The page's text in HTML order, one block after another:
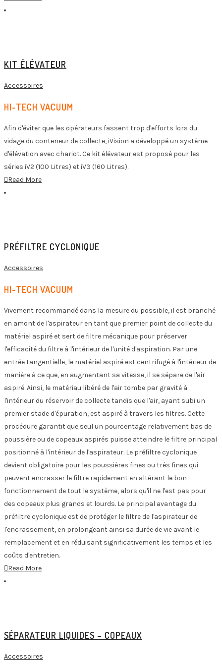
KIT ÉLÉVATEUR
Accessoires
HI-TECH VACUUM
Afin d'éviter que les opérateurs fassent trop d'efforts lors du
vidage du conteneur de collecte, iVision a développé un système
d'élévation avec chariot. Ce kit élévateur est proposé pour les
séries iV2 (100 Litres) et iV3 (160 Litres).
Read More
PRÉFILTRE CYCLONIQUE
Accessoires
HI-TECH VACUUM
Vivement recommandé dans la mesure du possible, il est branché
en amont de l'aspirateur en tant que premier point de collecte du
matériel aspiré et sert de filtre mécanique pour préserver
l'efficacité du filtre à l'intérieur de l'unité d'aspiration. Par une
entrée tangentielle, le matériel aspiré est centrifugé à l'intérieur de
manière à ce que, en augmentant sa vitesse, il se sépare de l'air
aspiré. Ainsi, le matériau libéré de l'air tombe par gravité à
l'intérieur du réservoir de collecte tandis que l'air, ayant subi un
premier stade d'épuration, est aspiré à travers les filtres. Cette
procédure garantit que seul un pourcentage relativement bas de
poussière ou de copeaux aspirés puisse atteindre le filtre principal
positionné à l'intérieur de l'aspirateur. Le préfiltre cyclonique
devient obligatoire pour les poussières fines ou très fines qui
peuvent encrasser le filtre rapidement en altérant le bon
fonctionnement de tout le système, alors qu'il ne l'est pas pour
des copeaux plus grands et lourds. Le principal avantage du
préfiltre cyclonique est de protéger le filtre de l'aspirateur de
l'encrassement, en prolongeant ainsi sa durée de vie avant le
remplacement et en réduisant significativement les temps et les
coûts d'entretien.
Read More
SÉPARATEUR LIQUIDES – COPEAUX
Accessoires